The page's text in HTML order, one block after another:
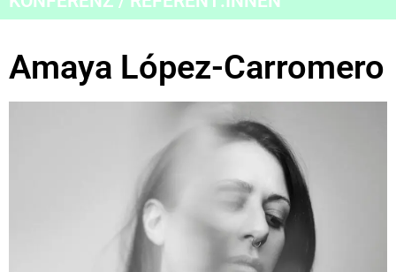
Amaya López-Carromero